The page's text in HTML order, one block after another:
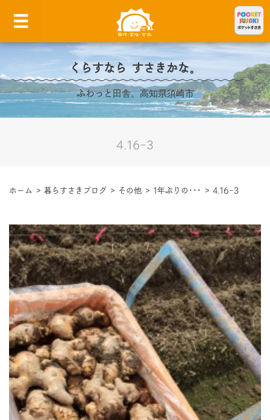
くらすなら すさきかな。
ふわっと田舎。高知県須崎市
4.16-3
ホーム > 暮らすさきブログ > その他 > 1年ぶりの･･･ > 4.16-3